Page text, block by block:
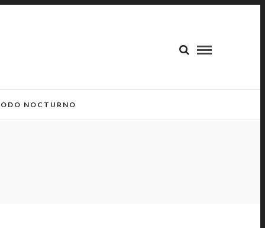
NOCTURNO